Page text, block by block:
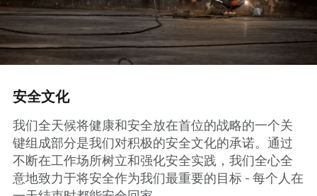
安全文化
我们全天候将健康和安全放在首位的战略的一个关
键组成部分是我们对积极的安全文化的承诺。通过
不断在工作场所树立和强化安全实践，我们全心全
意地致力于将安全作为我们最重要的目标 - 每个人在